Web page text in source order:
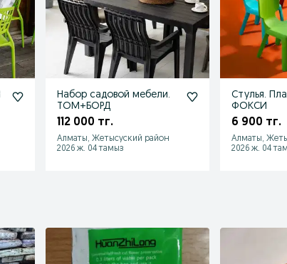
Набор садовой мебели.
ТОМ+БОРД
112 000 тг.
Алматы, Жетысуский район
2026 ж. 04 тамыз
Стулья.
ФОКСИ
6 900 тг.
Алматы,
2026 ж. 04